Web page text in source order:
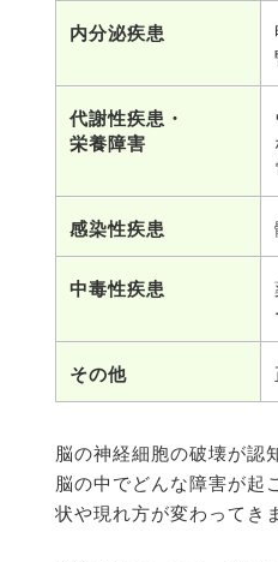
内分泌疾患
代謝性疾患・
栄養障害
感染性疾患
中毒性疾患
その他
脳の神経細胞の破壊が認
脳の中でどんな障害が起
状や現れ方が変わってき